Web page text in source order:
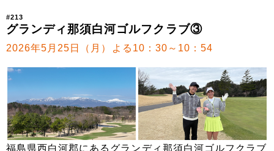
#213
グランディ那須白河ゴルフクラブ③
2026年5月25日（月）よる10：30～10：54
福島県西白河郡にあるグランディ那須白河ゴルフクラブ